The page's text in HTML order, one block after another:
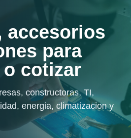
accesorios
para
cotizar
constructoras, TI,
energia, climatizacion y